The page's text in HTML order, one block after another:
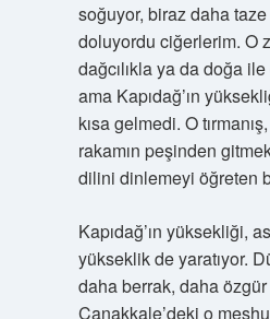
soğuyor, biraz daha
doluyordu ciğerlerim. O
dağcılıkla ya da doğa
ama Kapıdağ’ın
kısa gelmedi. O
rakamın peşinden
dilini dinlemeyi öğreten
Kapıdağ’ın yüksekliği,
yükseklik de yaratıyor.
daha berrak, daha
Çanakkale’deki o